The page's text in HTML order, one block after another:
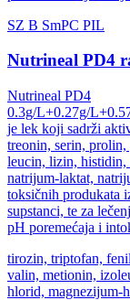
SZ B SmPC PIL
Nutrineal PD4
Nutrineal PD4
0.3g/L+0.27g/
je lek koji sadrži
treonin, serin,
leucin, lizin,
natrijum-laktat,
toksičnih produkata
supstanci, te za
pH poremećaja i
tirozin, triptofan,
valin, metionin,
hlorid, magnezijum-